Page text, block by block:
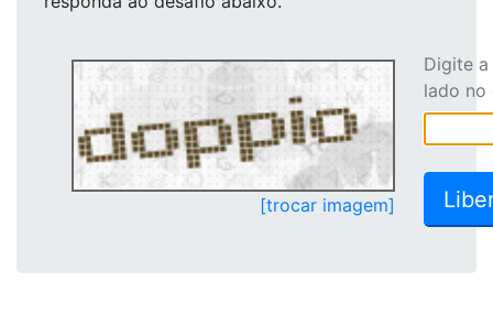
[trocar imagem]
Digite
lado no